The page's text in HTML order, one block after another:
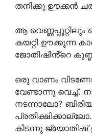
തനിക്കു ഊക്കൻ
ആ
കയറ്റി ഊക്കുന്ന
ജോതിഷിൻ്റെ
ഒരു വാണം
വേണ്ടാന്നു വെച്ച്.
നടന്നാലോ?
കിടന്നു ജ്യോതിഷ്